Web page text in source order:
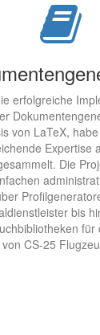
erfolgreiche
von LaTeX,
Expertise
Die
bis
für
von CS-25